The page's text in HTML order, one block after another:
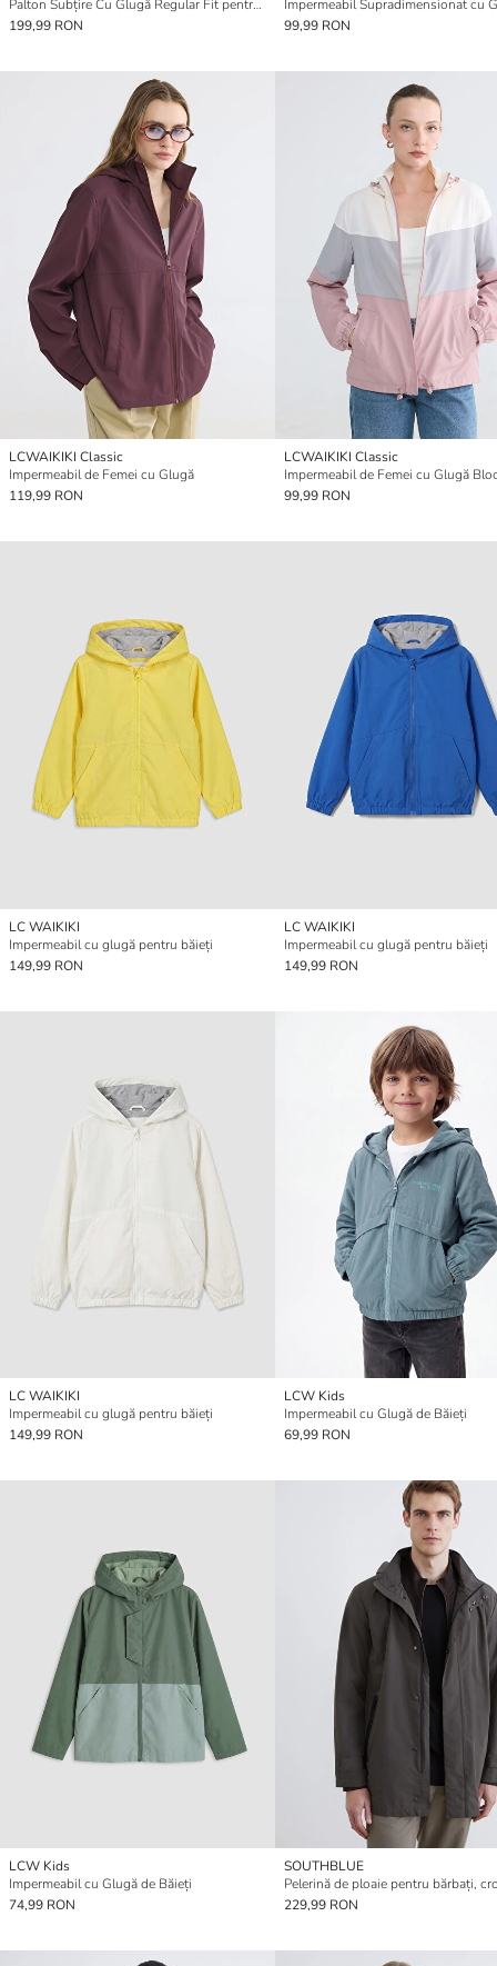
Palton Subțire Cu Glugă Regular Fit pentru Bărbați
199,99 RON
99,99 RON
LCWAIKIKI Classic
Impermeabil de Femei cu Glugă
119,99 RON
LCWAIKIKI Classic
99,99 RON
LC WAIKIKI
Impermeabil cu glugă pentru băieți
149,99 RON
LC WAIKIKI
Impermeabil cu glugă pentru băieți
149,99 RON
LC WAIKIKI
Impermeabil cu glugă pentru băieți
149,99 RON
LCW Kids
Impermeabil cu Glugă de Băieți
69,99 RON
LCW Kids
Impermeabil cu Glugă de Băieți
74,99 RON
SOUTHBLUE
229,99 RON